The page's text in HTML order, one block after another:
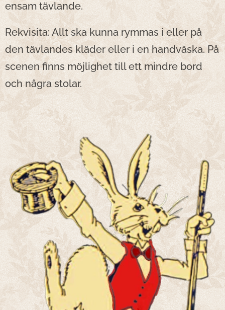
ensam tävlande.
Rekvisita: Allt ska kunna rymmas i eller på
den tävlandes kläder eller i en handväska. På
scenen finns möjlighet till ett mindre bord
och några stolar.